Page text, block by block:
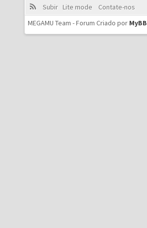
Subir Lite mode
Contate-nos
MEGAMU Team - Forum Criado por MyBB